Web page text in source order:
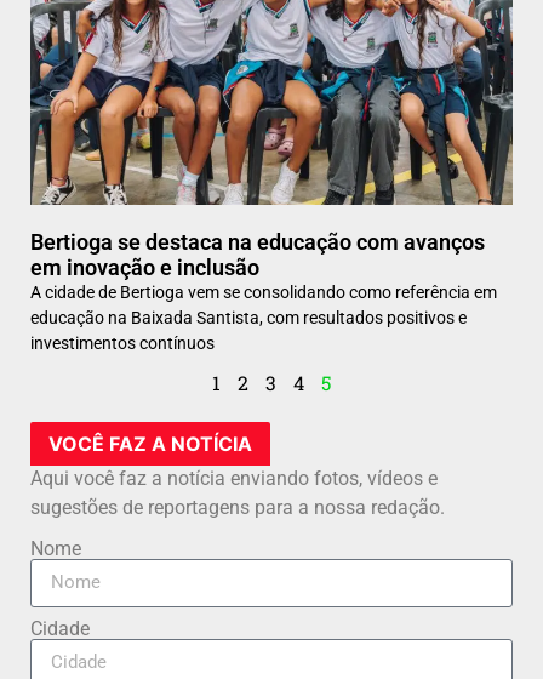
Bertioga se destaca na educação com avanços
em inovação e inclusão
A cidade de Bertioga vem se consolidando como referência em
educação na Baixada Santista, com resultados positivos e
investimentos contínuos
1 2 3 4 5
VOCÊ FAZ A NOTÍCIA
Aqui você faz a notícia enviando fotos, vídeos e
sugestões de reportagens para a nossa redação.
Nome
Cidade